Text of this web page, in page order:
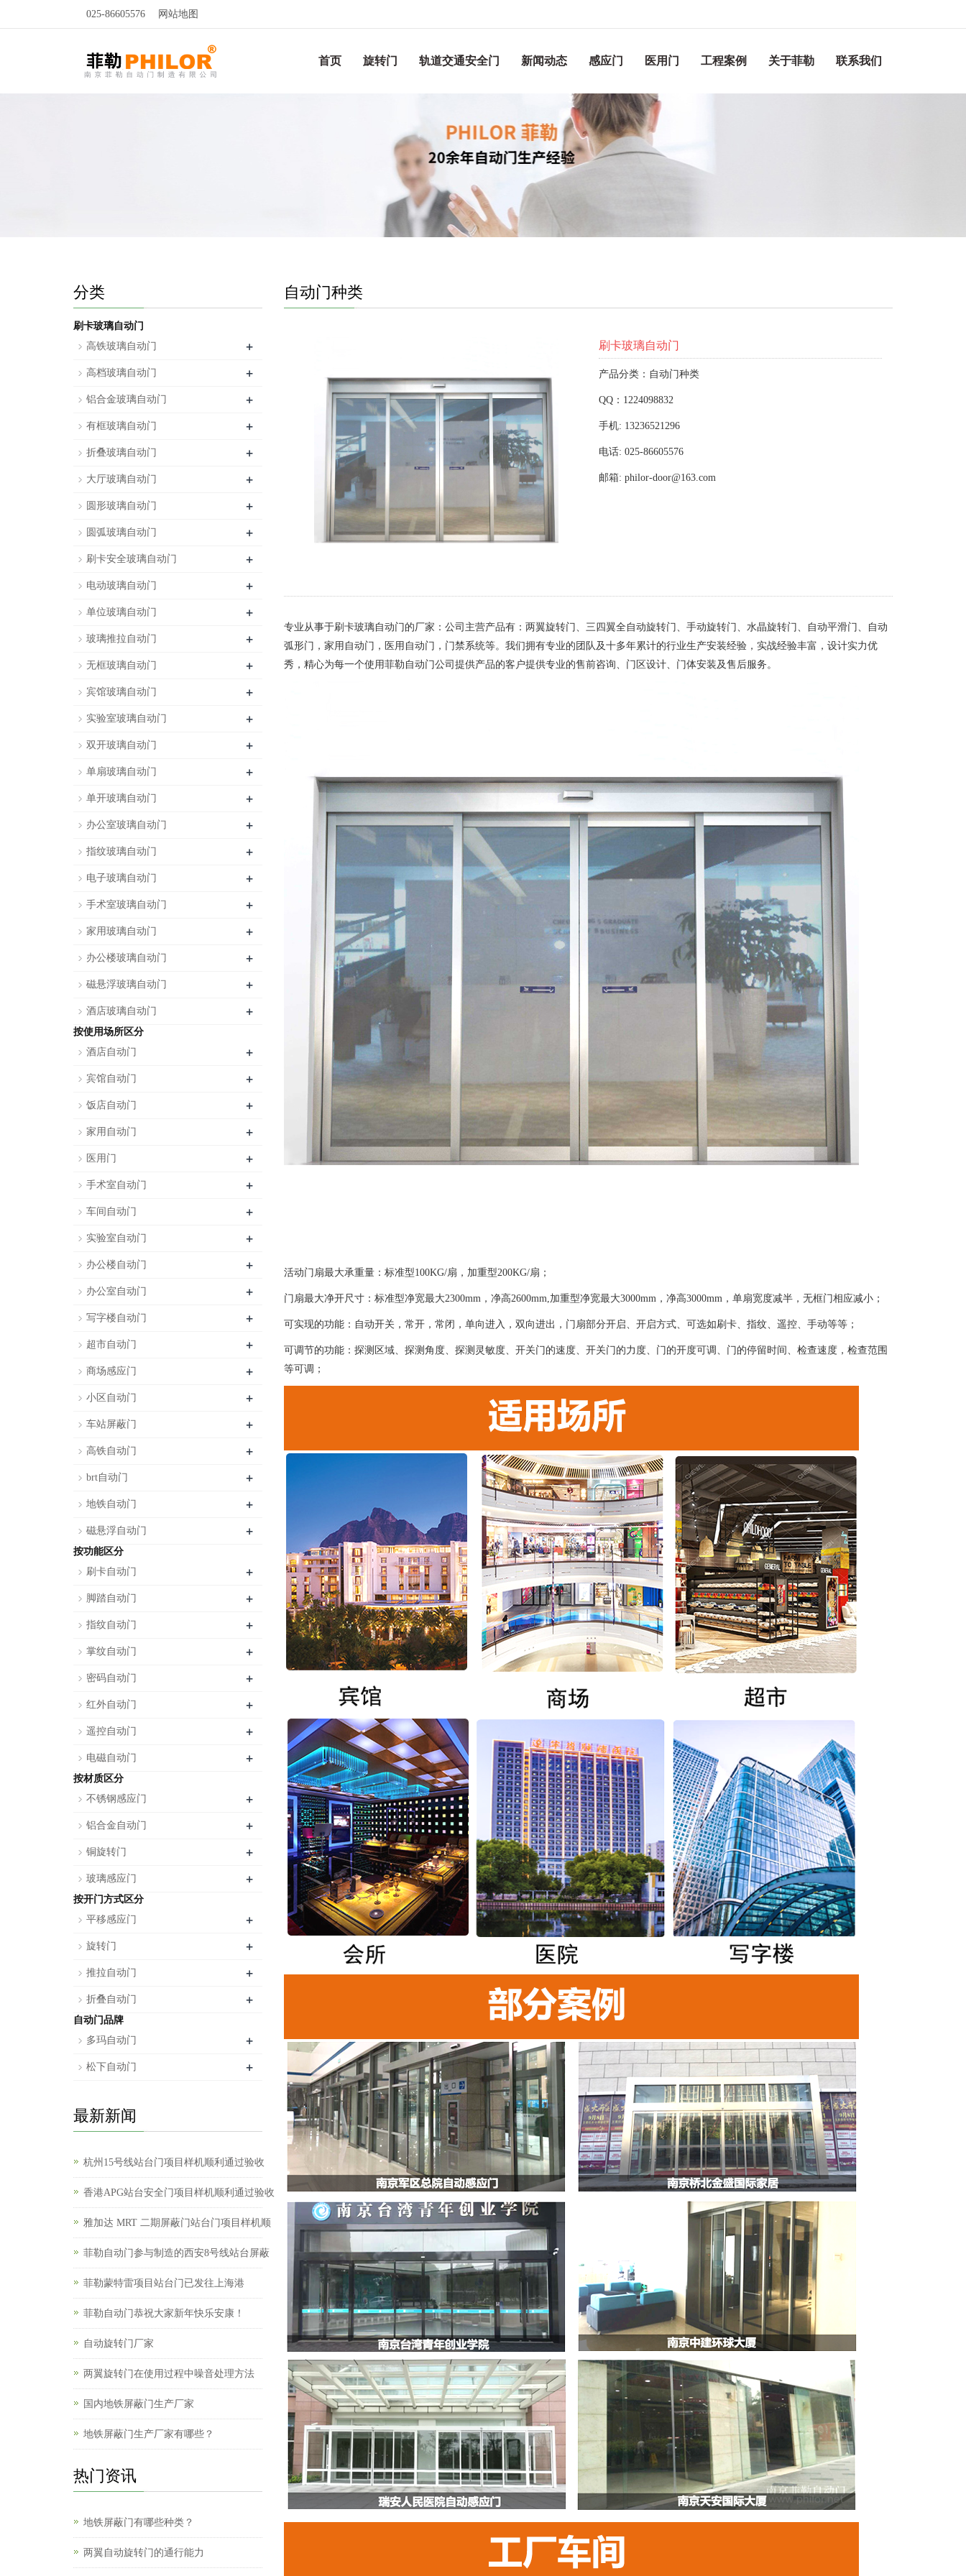
025-86605576 网站地图
首页 旋转门 轨道交通安全门 新闻动态 感应门 医用门 工程案例 关于菲勒 联系我们
自动门种类
刷卡玻璃自动门
产品分类：自动门种类
QQ：1224098832
手机: 13236521296
电话: 025-86605576
邮箱: philor-door@163.com
专业从事于刷卡玻璃自动门的厂家：公司主营产品有：两翼旋转门、三四翼全自动旋转门、手动旋转门、水晶旋转门、自动平滑门、自动
弧形门，家用自动门，医用自动门，门禁系统等。我们拥有专业的团队及十多年累计的行业生产安装经验，实战经验丰富，设计实力优
秀，精心为每一个使用菲勒自动门公司提供产品的客户提供专业的售前咨询、门区设计、门体安装及售后服务。
活动门扇最大承重量：标准型100KG/扇，加重型200KG/扇；
门扇最大净开尺寸：标准型净宽最大2300mm，净高2600mm,加重型净宽最大3000mm，净高3000mm，单扇宽度减半，无框门相应减小；
可实现的功能：自动开关，常开，常闭，单向进入，双向进出，门扇部分开启、开启方式、可选如刷卡、指纹、遥控、手动等等；
可调节的功能：探测区域、探测角度、探测灵敏度、开关门的速度、开关门的力度、门的开度可调、门的停留时间、检查速度，检查范围
等可调；
分类
刷卡玻璃自动门
高铁玻璃自动门
+
高档玻璃自动门 +
铝合金玻璃自动门 +
有框玻璃自动门 +
折叠玻璃自动门 +
大厅玻璃自动门 +
圆形玻璃自动门 +
圆弧玻璃自动门 +
刷卡安全玻璃自动门 +
电动玻璃自动门 +
单位玻璃自动门 +
玻璃推拉自动门 +
无框玻璃自动门 +
宾馆玻璃自动门 +
实验室玻璃自动门 +
双开玻璃自动门 +
单扇玻璃自动门 +
单开玻璃自动门 +
办公室玻璃自动门 +
指纹玻璃自动门 +
电子玻璃自动门 +
手术室玻璃自动门 +
家用玻璃自动门 +
办公楼玻璃自动门 +
磁悬浮玻璃自动门 +
酒店玻璃自动门 +
按使用场所区分
酒店自动门
+
宾馆自动门 +
饭店自动门 +
家用自动门 +
医用门 +
手术室自动门 +
车间自动门 +
实验室自动门 +
办公楼自动门 +
办公室自动门 +
写字楼自动门 +
超市自动门 +
商场感应门 +
小区自动门 +
车站屏蔽门 +
高铁自动门 +
brt自动门 +
地铁自动门 +
磁悬浮自动门 +
按功能区分
刷卡自动门
+
脚踏自动门 +
指纹自动门 +
掌纹自动门 +
密码自动门 +
红外自动门 +
遥控自动门 +
电磁自动门 +
按材质区分
不锈钢感应门
+
铝合金自动门 +
铜旋转门 +
玻璃感应门 +
按开门方式区分
平移感应门
+
旋转门 +
推拉自动门 +
折叠自动门 +
自动门品牌
多玛自动门
+
松下自动门 +
最新新闻
杭州15号线站台门项目样机顺利通过验收
香港APG站台安全门项目样机顺利通过验收
雅加达 MRT 二期屏蔽门站台门项目样机顺
菲勒自动门参与制造的西安8号线站台屏蔽
菲勒蒙特雷项目站台门已发往上海港
菲勒自动门恭祝大家新年快乐安康！
自动旋转门厂家
两翼旋转门在使用过程中噪音处理方法
国内地铁屏蔽门生产厂家
地铁屏蔽门生产厂家有哪些？
热门资讯
地铁屏蔽门有哪些种类？
两翼自动旋转门的通行能力